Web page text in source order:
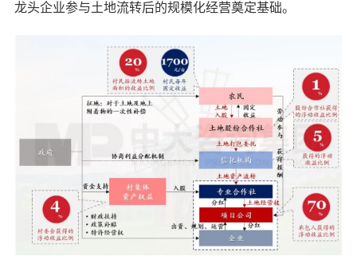
龙头企业参与土地流转后的规模化经营奠定基础。